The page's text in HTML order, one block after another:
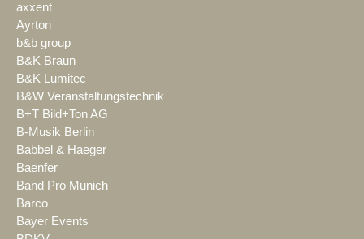
axxent
Ayrton
b&b group
B&K Braun
B&K Lumitec
B&W Veranstaltungstechnik
B+T Bild+Ton AG
B-Musik Berlin
Babbel & Haeger
Baenfer
Band Pro Munich
Barco
Bayer Events